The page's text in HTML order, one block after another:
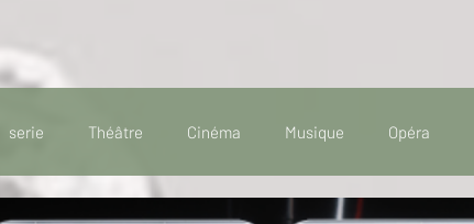
serie Théâtre Cinéma Musique Opéra
Idées Sorties Idée de voyage Fooding - Restaurant